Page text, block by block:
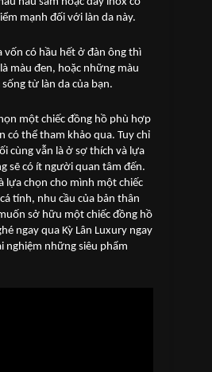
mạnh đối với làn da này.
vốn có hầu hết ở đàn ông thì
màu đen, hoặc những màu
từ làn da của bạn.
một chiếc đồng hồ phù hợp
có thể tham khảo qua. Tuy chỉ
cùng vẫn là ở sợ thích và lựa
sẽ có ít người quan tâm đến.
lựa chọn cho mình một chiếc
tính, nhu cầu của bản thân
sở hữu một chiếc đồng hồ
ngay qua Kỳ Lân Luxury ngay
nghiệm những siêu phẩm